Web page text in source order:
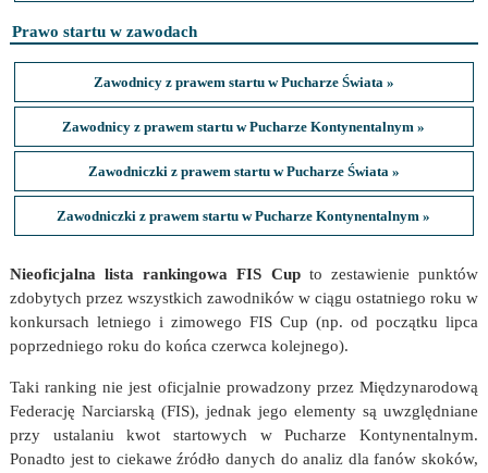
Prawo startu w zawodach
Zawodnicy z prawem startu w Pucharze Świata »
Zawodnicy z prawem startu w Pucharze Kontynentalnym »
Zawodniczki z prawem startu w Pucharze Świata »
Zawodniczki z prawem startu w Pucharze Kontynentalnym »
Nieoficjalna lista rankingowa FIS Cupto zestawienie punktów
zdobytych przez wszystkich zawodników w ciągu ostatniego roku w
konkursach letniego i zimowego FIS Cup (np. od początku lipca
poprzedniego roku do końca czerwca kolejnego).
Taki ranking nie jest oficjalnie prowadzony przez Międzynarodową
Federację Narciarską (FIS), jednak jego elementy są uwzględniane
przy ustalaniu kwot startowych w Pucharze Kontynentalnym.
Ponadto jest to ciekawe źródło danych do analiz dla fanów skoków,